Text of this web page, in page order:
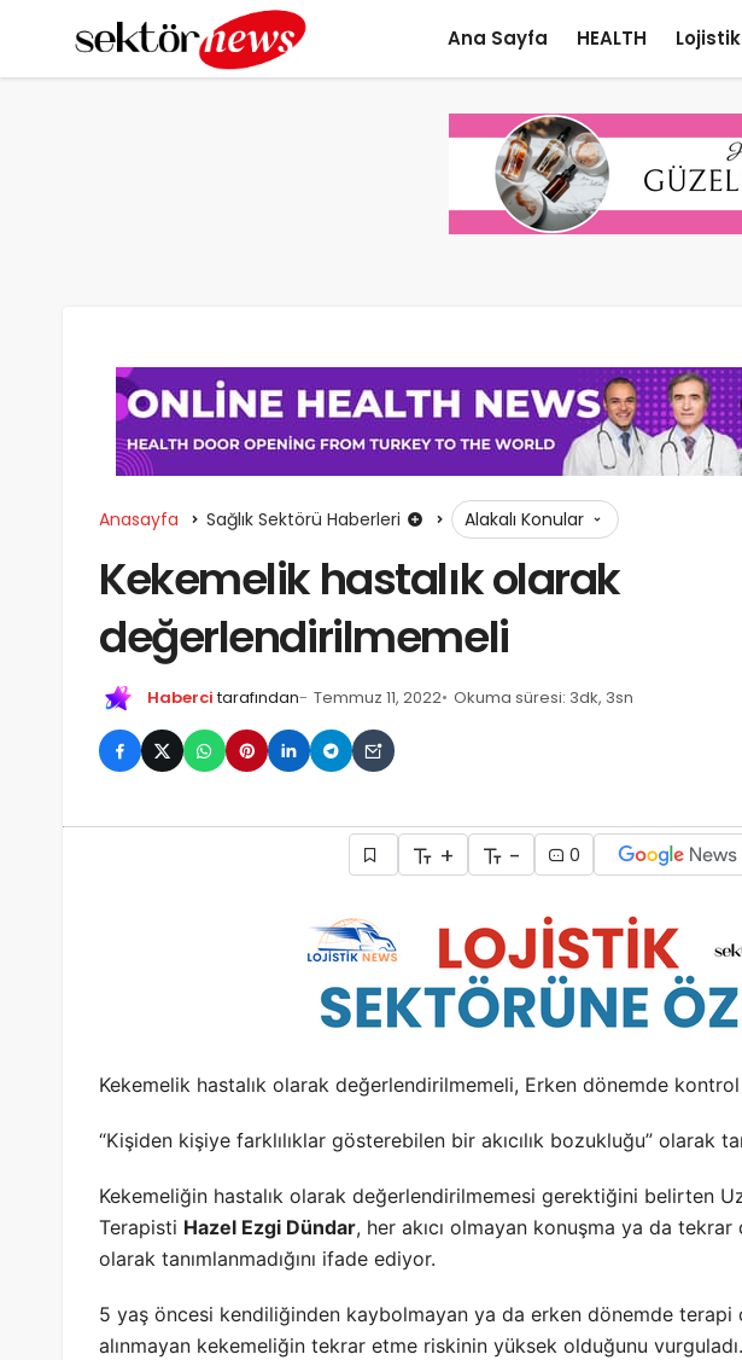
Ana Sayfa HEALTH
Anasayfa Sağlık Sektörü Haberleri Alakalı Konular
Kekemelik hastalık olarak
değerlendirilmemeli
Haberci tarafından Temmuz 11, 2022 Okuma süresi: 3dk, 3sn
+ - 0
Kekemelik hastalık olarak değerlendirilmemeli, Erken dönemde
“Kişiden kişiye farklılıklar gösterebilen bir akıcılık bozukluğu” olarak
Kekemeliğin hastalık olarak değerlendirilmemesi gerektiğini belirten
Terapisti Hazel Ezgi Dündar, her akıcı olmayan konuşma ya da tekrar
olarak tanımlanmadığını ifade ediyor.
5 yaş öncesi kendiliğinden kaybolmayan ya da erken dönemde terapi
alınmayan kekemeliğin tekrar etme riskinin yüksek olduğunu vurguladı.